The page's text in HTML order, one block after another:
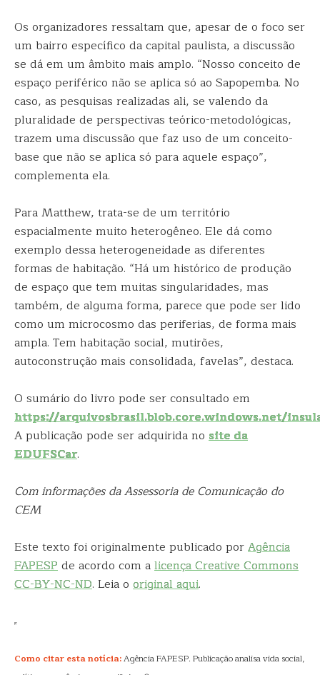
Os organizadores ressaltam que, apesar de o foco ser
um bairro específico da capital paulista, a discussão
se dá em um âmbito mais amplo. “Nosso conceito de
espaço periférico não se aplica só ao Sapopemba. No
caso, as pesquisas realizadas ali, se valendo da
pluralidade de perspectivas teórico-metodológicas,
trazem uma discussão que faz uso de um conceito-
base que não se aplica só para aquele espaço”,
complementa ela.
Para Matthew, trata-se de um território
espacialmente muito heterogêneo. Ele dá como
exemplo dessa heterogeneidade as diferentes
formas de habitação. “Há um histórico de produção
de espaço que tem muitas singularidades, mas
também, de alguma forma, parece que pode ser lido
como um microcosmo das periferias, de forma mais
ampla. Tem habitação social, mutirões,
autoconstrução mais consolidada, favelas”, destaca.
O sumário do livro pode ser consultado em
https://arquivosbrasil.blob.core.windows.net/
A publicação pode ser adquirida no site da
EDUFSCar.
Com informações da Assessoria de Comunicação do
CEM
Este texto foi originalmente publicado porAgência
FAPESPde acordo com alicença Creative Commons
CC-BY-NC-ND. Leia o original aqui.
Como citar esta notícia:Agência FAPESP. Publicação analisa vida social,